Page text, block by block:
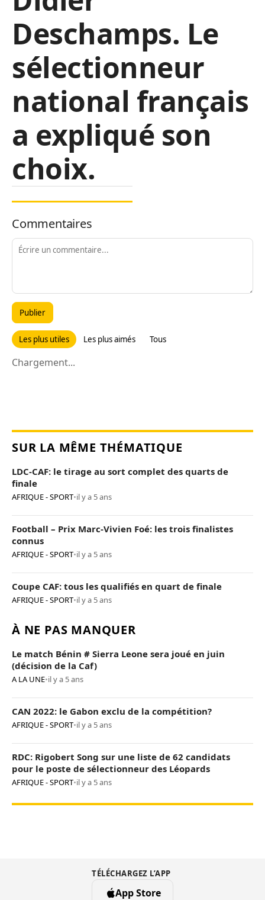
Deschamps. Le
sélectionneur
national français
a expliqué son
choix.
Commentaires
Publier
Les plus utiles Les plus aimés Tous
Chargement...
SUR LA MÊME THÉMATIQUE
LDC-CAF: le tirage au sort complet des quarts de
finale
AFRIQUE - SPORT•il y a 5 ans
Football – Prix Marc-Vivien Foé: les trois finalistes
connus
AFRIQUE - SPORT•il y a 5 ans
Coupe CAF: tous les qualifiés en quart de finale
AFRIQUE - SPORT•il y a 5 ans
À NE PAS MANQUER
Le match Bénin # Sierra Leone sera joué en juin
(décision de la Caf)
A LA UNE•il y a 5 ans
CAN 2022: le Gabon exclu de la compétition?
AFRIQUE - SPORT•il y a 5 ans
RDC: Rigobert Song sur une liste de 62 candidats
pour le poste de sélectionneur des Léopards
AFRIQUE - SPORT•il y a 5 ans
TÉLÉCHARGEZ L’APP
App Store